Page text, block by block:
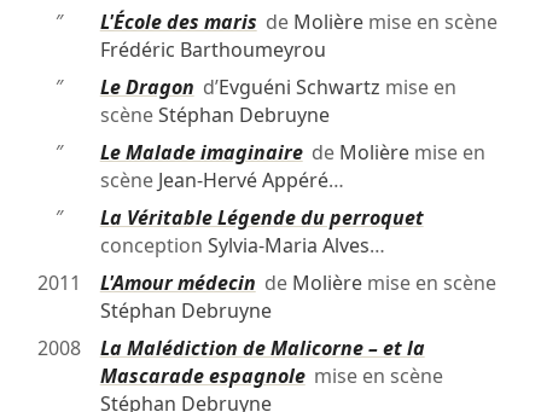
″
L'École des maris de Molièremise en scène
Frédéric Barthoumeyrou
″
Le Dragon d’Evguéni Schwartz mise en
scèneStéphan Debruyne
″
Le Malade imaginairede Molièremise en
scène Jean-Hervé Appéré…
″
La Véritable Légende du perroquet
conception Sylvia-Maria Alves…
2011
L'Amour médecin de Molièremise en scène
Stéphan Debruyne
2008
La Malédiction de Malicorne – et la
Mascarade espagnolemise en scène
Stéphan Debruyne